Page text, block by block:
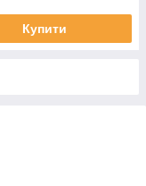
Купити